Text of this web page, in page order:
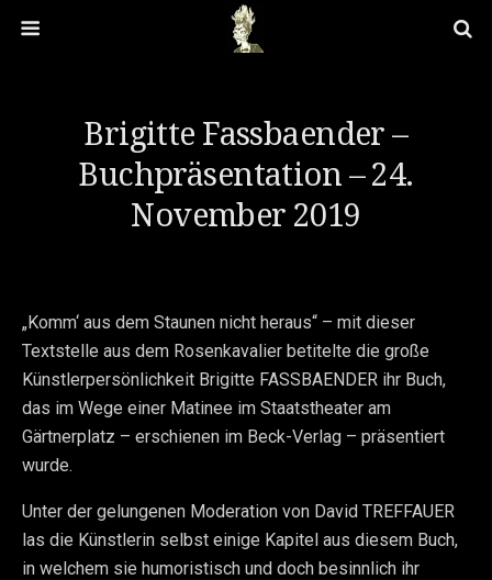
Brigitte Fassbaender –
Buchpräsentation – 24.
November 2019
„Komm‘ aus dem Staunen nicht heraus“ – mit dieser
Textstelle aus dem Rosenkavalier betitelte die große
Künstlerpersönlichkeit Brigitte FASSBAENDER ihr Buch,
das im Wege einer Matinee im Staatstheater am
Gärtnerplatz – erschienen im Beck-Verlag – präsentiert
wurde.
Unter der gelungenen Moderation von David TREFFAUER
las die Künstlerin selbst einige Kapitel aus diesem Buch,
in welchem sie humoristisch und doch besinnlich ihr